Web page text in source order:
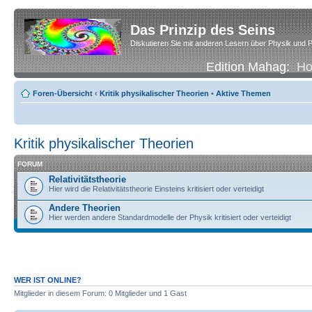
Das Prinzip des Seins
Diskutieren Sie mit anderen Lesern über Physik und
Edition Mahag:
Foren-Übersicht ‹ Kritik physikalischer Theorien • Aktive Themen
Kritik physikalischer Theorien
FORUM
Relativitätstheorie
Hier wird die Relativitätstheorie Einsteins kritisiert oder verteidigt
Andere Theorien
Hier werden andere Standardmodelle der Physik kritisiert oder verteidigt
WER IST ONLINE?
Mitglieder in diesem Forum: 0 Mitglieder und 1 Gast